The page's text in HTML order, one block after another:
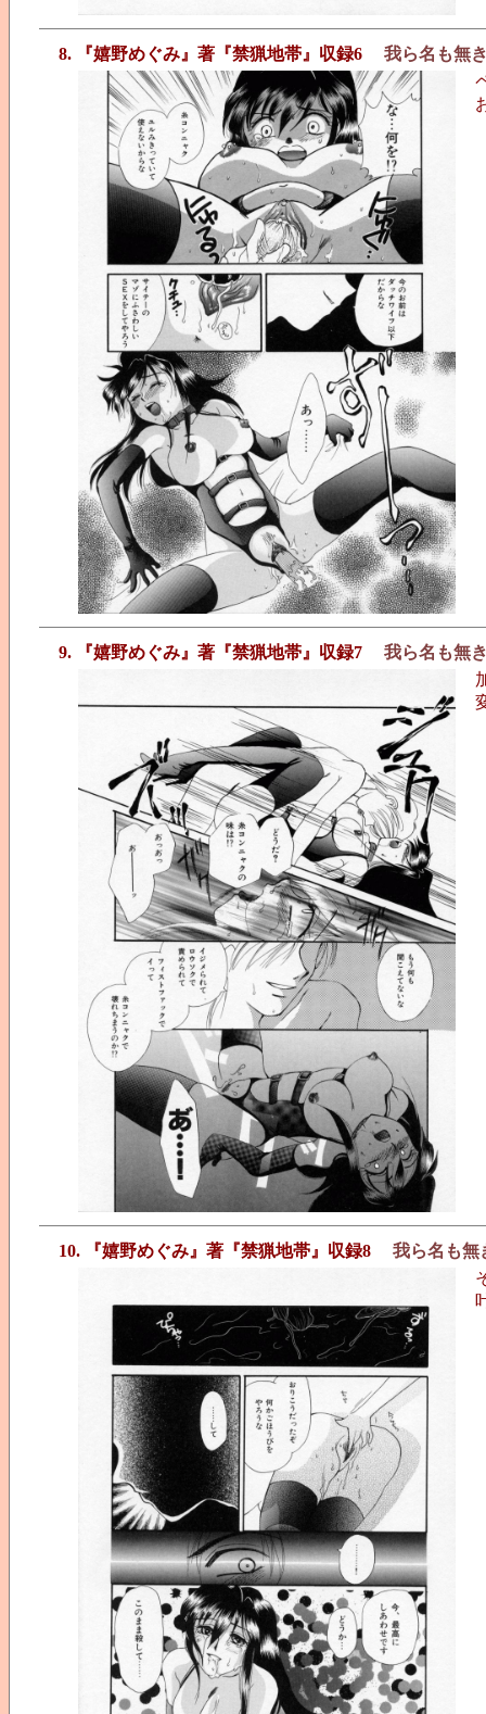
8. 『嬉野めぐみ』著『禁猟地帯』収録6
我ら名も無
9. 『嬉野めぐみ』著『禁猟地帯』収録7
我ら名も無
10. 『嬉野めぐみ』著『禁猟地帯』収録8
我ら名も無